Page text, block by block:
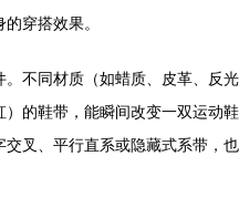
穿搭效果。
不同材质（如蜡质、皮革、反光
的鞋带，能瞬间改变一双运动鞋
叉、平行直系或隐藏式系带，也